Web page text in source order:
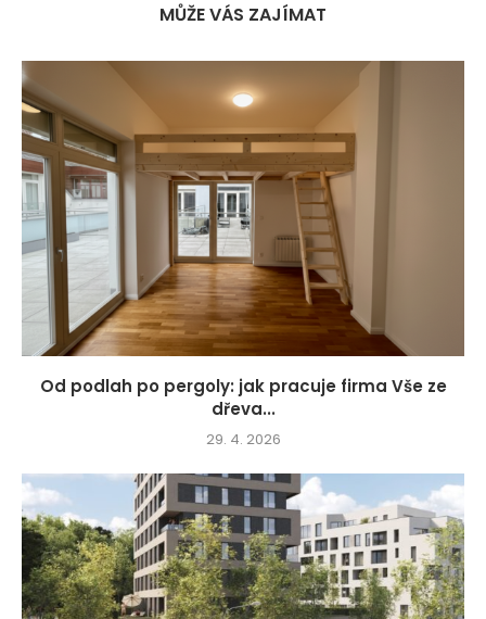
MŮŽE VÁS ZAJÍMAT
Od podlah po pergoly: jak pracuje firma Vše ze
dřeva...
29. 4. 2026